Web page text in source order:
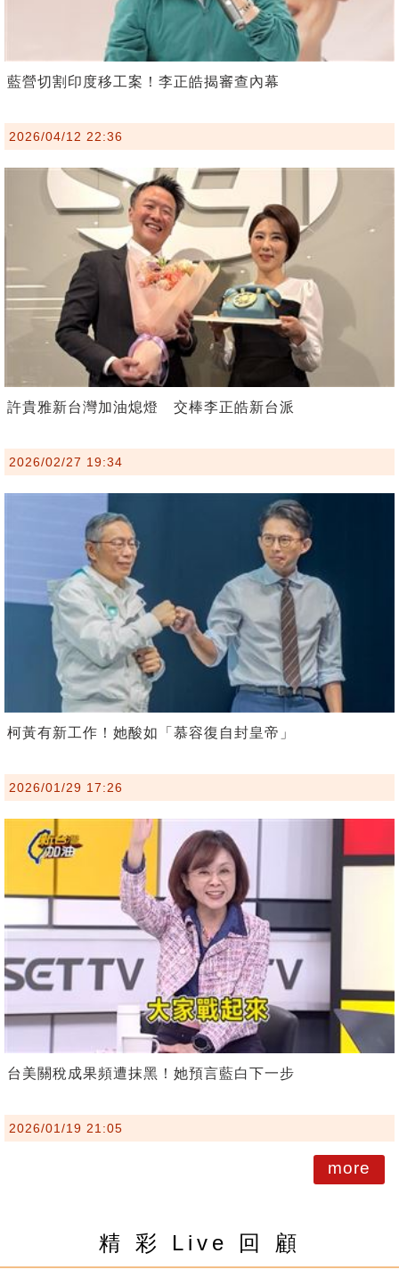
藍營切割印度移工案！李正皓揭審查內幕
2026/04/12 22:36
許貴雅新台灣加油熄燈 交棒李正皓新台派
2026/02/27 19:34
柯黃有新工作！她酸如「慕容復自封皇帝」
2026/01/29 17:26
台美關稅成果頻遭抹黑！她預言藍白下一步
2026/01/19 21:05
more
精 彩 Live 回 顧